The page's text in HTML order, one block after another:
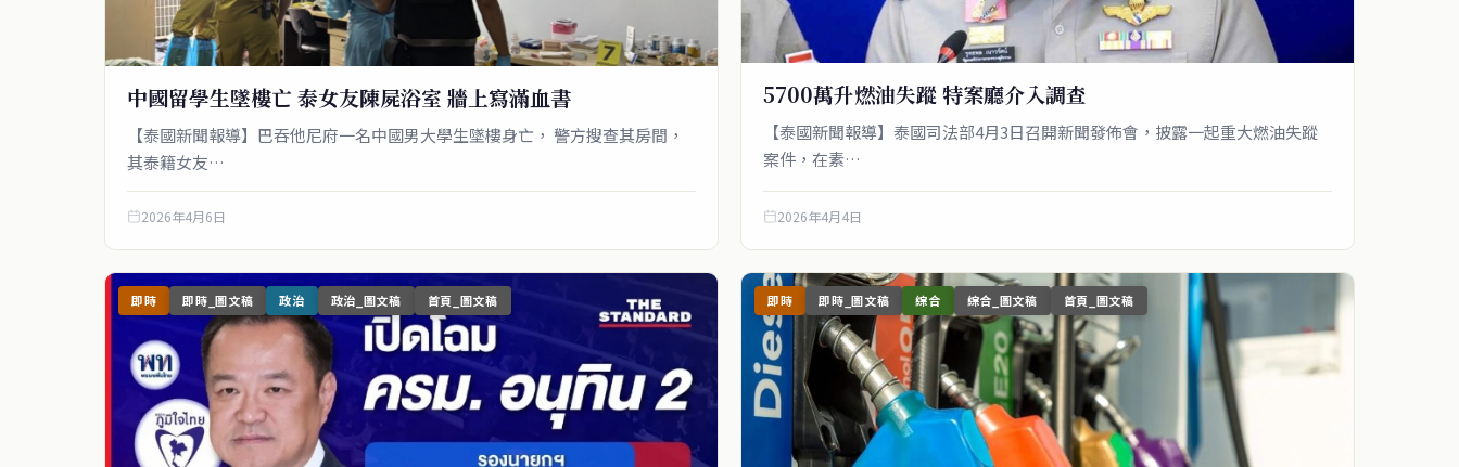
中國留學生墜樓亡 泰女友陳屍浴室 牆上寫滿血書
【泰國新聞報導】巴吞他尼府一名中國男大學生墜樓身亡， 警方搜查其房間，
其泰籍女友…
2026年4月6日
5700萬升燃油失蹤 特案廳介入調查
【泰國新聞報導】泰國司法部4月3日召開新聞發佈會，披露一起重大燃油失蹤
案件，在素…
2026年4月4日
即時 即時_圖文稿 政治 政治_圖文稿 首頁_圖文稿 即時 即時_圖文稿 綜合 綜合_圖文稿 首頁_圖文稿